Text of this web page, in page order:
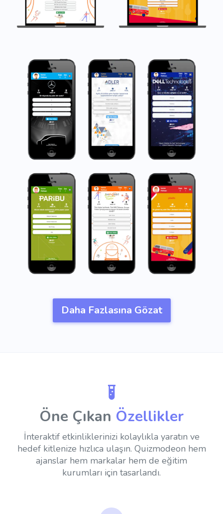
Daha Fazlasına Gözat
Öne Çıkan Özellikler
İnteraktif etkinliklerinizi kolaylıkla yaratın ve
hedef kitlenize hızlıca ulaşın. Quizmodeon hem
ajanslar hem markalar hem de eğitim
kurumları için tasarlandı.